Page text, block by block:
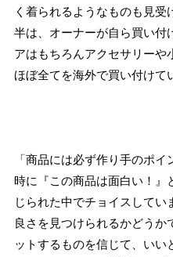
く着られるようなものも見
半は、オーナーが自ら買い付
アはもちろんアクセサリーや
ほぼ全てを海外で買い付けて
「商品には必ず作り手のポ
時に『この商品は面白い！』
じられた中でチョイスしてい
良さを見つけられるかどうか
ットするものを信じて、いい